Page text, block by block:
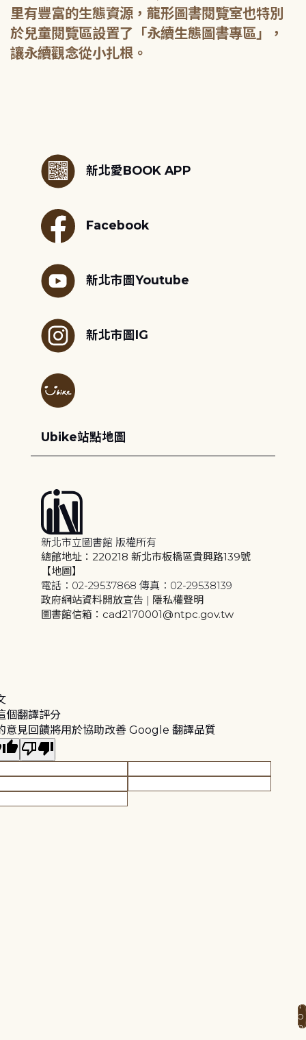
里有豐富的生態資源，龍形圖書閱覽室也特別
於兒童閱覽區設置了「永續生態圖書專區」，
新北愛BOOK APP
Facebook
新北市圖Youtube
新北市圖IG
Ubike站點地圖
新北市立圖書館 版權所有
總館地址：220218 新北市板橋區貴興路139號
【地圖】
電話：02-29537868 傳真：02-29538139
政府網站資料開放宣告 | 隱私權聲明
圖書館信箱：cad2170001@ntpc.gov.tw
個翻譯評分
意見回饋將用於協助改善 Google 翻譯品質